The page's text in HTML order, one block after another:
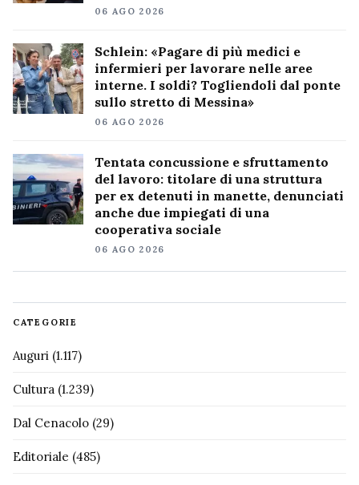
06 AGO 2026
Schlein: «Pagare di più medici e
infermieri per lavorare nelle aree
interne. I soldi? Togliendoli dal ponte
sullo stretto di Messina»
06 AGO 2026
Tentata concussione e sfruttamento
del lavoro: titolare di una struttura
per ex detenuti in manette, denunciati
anche due impiegati di una
cooperativa sociale
06 AGO 2026
CATEGORIE
Auguri (1.117)
Cultura (1.239)
Dal Cenacolo (29)
Editoriale (485)